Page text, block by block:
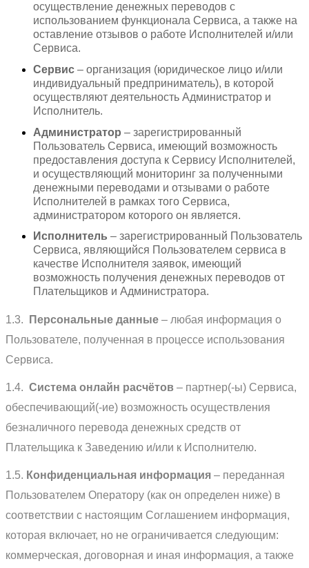
осуществление денежных переводов с
использованием функционала Сервиса, а также на
оставление отзывов о работе Исполнителей и/или
Сервиса.
Сервис – организация (юридическое лицо и/или
индивидуальный предприниматель), в которой
осуществляют деятельность Администратор и
Исполнитель.
Администратор – зарегистрированный
Пользователь Сервиса, имеющий возможность
предоставления доступа к Сервису Исполнителей,
и осуществляющий мониторинг за полученными
денежными переводами и отзывами о работе
Исполнителей в рамках того Сервиса,
администратором которого он является.
Исполнитель – зарегистрированный Пользователь
Сервиса, являющийся Пользователем сервиса в
качестве Исполнителя заявок, имеющий
возможность получения денежных переводов от
Плательщиков и Администратора.
1.3. Персональные данные – любая информация о
Пользователе, полученная в процессе использования
Сервиса.
1.4. Система онлайн расчётов – партнер(-ы) Сервиса,
обеспечивающий(-ие) возможность осуществления
безналичного перевода денежных средств от
Плательщика к Заведению и/или к Исполнителю.
1.5. Конфиденциальная информация – переданная
Пользователем Оператору (как он определен ниже) в
соответствии с настоящим Соглашением информация,
которая включает, но не ограничивается следующим:
коммерческая, договорная и иная информация, а также